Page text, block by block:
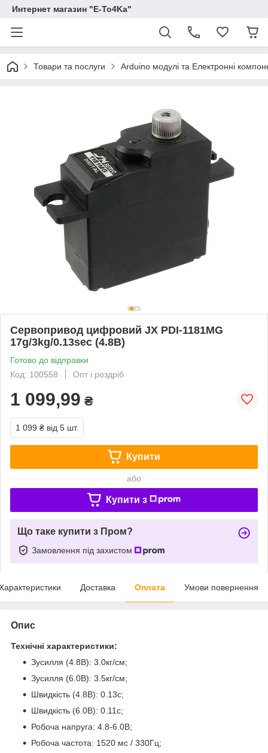
Интернет магазин "E-To4Ka"
Товари та послуги Arduino модулі та Електронні
Сервопривод цифровий JX PDI-1181MG
17g/3kg/0.13sec (4.8В)
Готово до відправки
Код: 100558
Опт і роздріб
1 099,99 ₴
1 099 ₴ від 5 шт.
Купити
або
Купити з
Що таке купити з Пром?
Замовлення під захистом
Доставка Оплата Умови повернення
Опис
Технічні характеристики:
Зусилля (4.8В): 3.0кг/см;
Зусилля (6.0В): 3.5кг/см;
Швидкість (4.8В): 0.13с;
Швидкість (6.0В): 0.11с;
Робоча напруга: 4.8-6.0В;
Робоча частота: 1520 мс / 330Гц;